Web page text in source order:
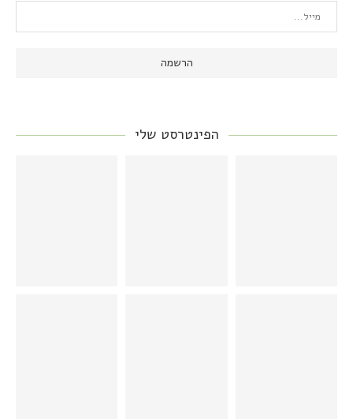
הפינטרסט שלי